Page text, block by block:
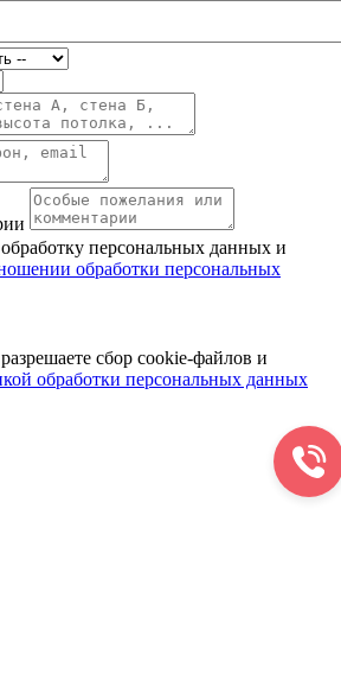
персональных данных и
обработки персональных
сбор cookie-файлов и
обработки персональных данных